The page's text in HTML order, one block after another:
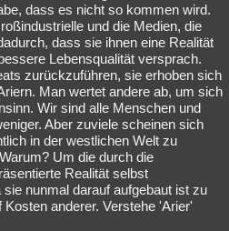
dass es nicht so kommen wird.
und die Medien, die
dass sie ihnen eine Realität
Lebensqualität versprach.
zurückzuführen, sie erhoben sich
Man wertet andere ab, um sich
Wir sind alle Menschen und
Aber zuviele scheinen sich
in der westlichen Welt zu
Um die durch die
Realität selbst
nunmal darauf aufgebaut ist zu
anderer. Verstehe 'Arier'